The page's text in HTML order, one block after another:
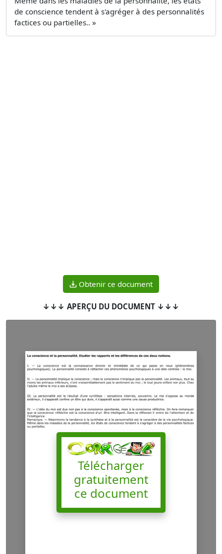
de conscience tendent à s'agréger à des personnalités
factices ou partielles.. »
Obtenir ce document
↓↓↓ APERÇU DU DOCUMENT ↓↓↓
Télécharger
gratuitement
ce document